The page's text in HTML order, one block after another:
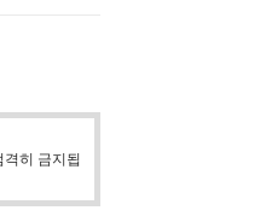
히 금지됩